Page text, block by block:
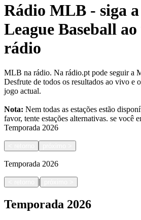
Rádio MLB - siga
League Baseball
rádio
MLB na rádio. Na rádio.pt pode seguir a
Desfrute de todos os resultados ao vivo e
jogo actual.
Nota: Nem todas as estações estão
favor, tente estações alternativas. se você
Temporada 2026
Temporada 2026
|
Temporada 2026